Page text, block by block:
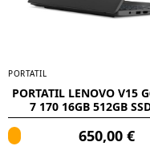
PORTATIL
PORTATIL LENOVO V15
7 170 16GB 512GB
FREEDOS
650,00 €